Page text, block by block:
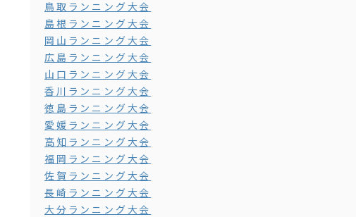
鳥取ランニング大会
島根ランニング大会
岡山ランニング大会
広島ランニング大会
山口ランニング大会
香川ランニング大会
徳島ランニング大会
愛媛ランニング大会
高知ランニング大会
福岡ランニング大会
佐賀ランニング大会
長崎ランニング大会
大分ランニング大会